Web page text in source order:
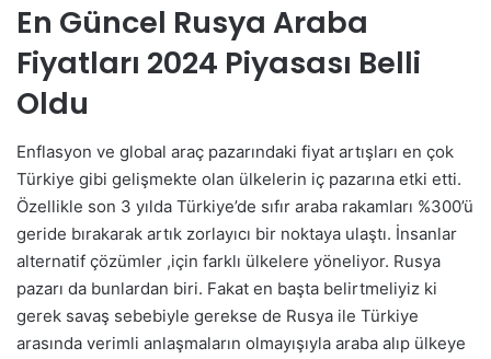
En Güncel Rusya Araba
Fiyatları 2024 Piyasası Belli
Oldu
Enflasyon ve global araç pazarındaki fiyat artışları en çok
Türkiye gibi gelişmekte olan ülkelerin iç pazarına etki etti.
Özellikle son 3 yılda Türkiye’de sıfır araba rakamları %300’ü
geride bırakarak artık zorlayıcı bir noktaya ulaştı. İnsanlar
alternatif çözümler ,için farklı ülkelere yöneliyor. Rusya
pazarı da bunlardan biri. Fakat en başta belirtmeliyiz ki
gerek savaş sebebiyle gerekse de Rusya ile Türkiye
arasında verimli anlaşmaların olmayışıyla araba alıp ülkeye